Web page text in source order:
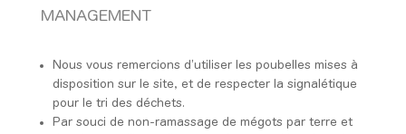
MANAGEMENT
Nous vous remercions d’utiliser les poubelles mises à
disposition sur le site, et de respecter la signalétique
pour le tri des déchets.
Par souci de non-ramassage de mégots par terre et